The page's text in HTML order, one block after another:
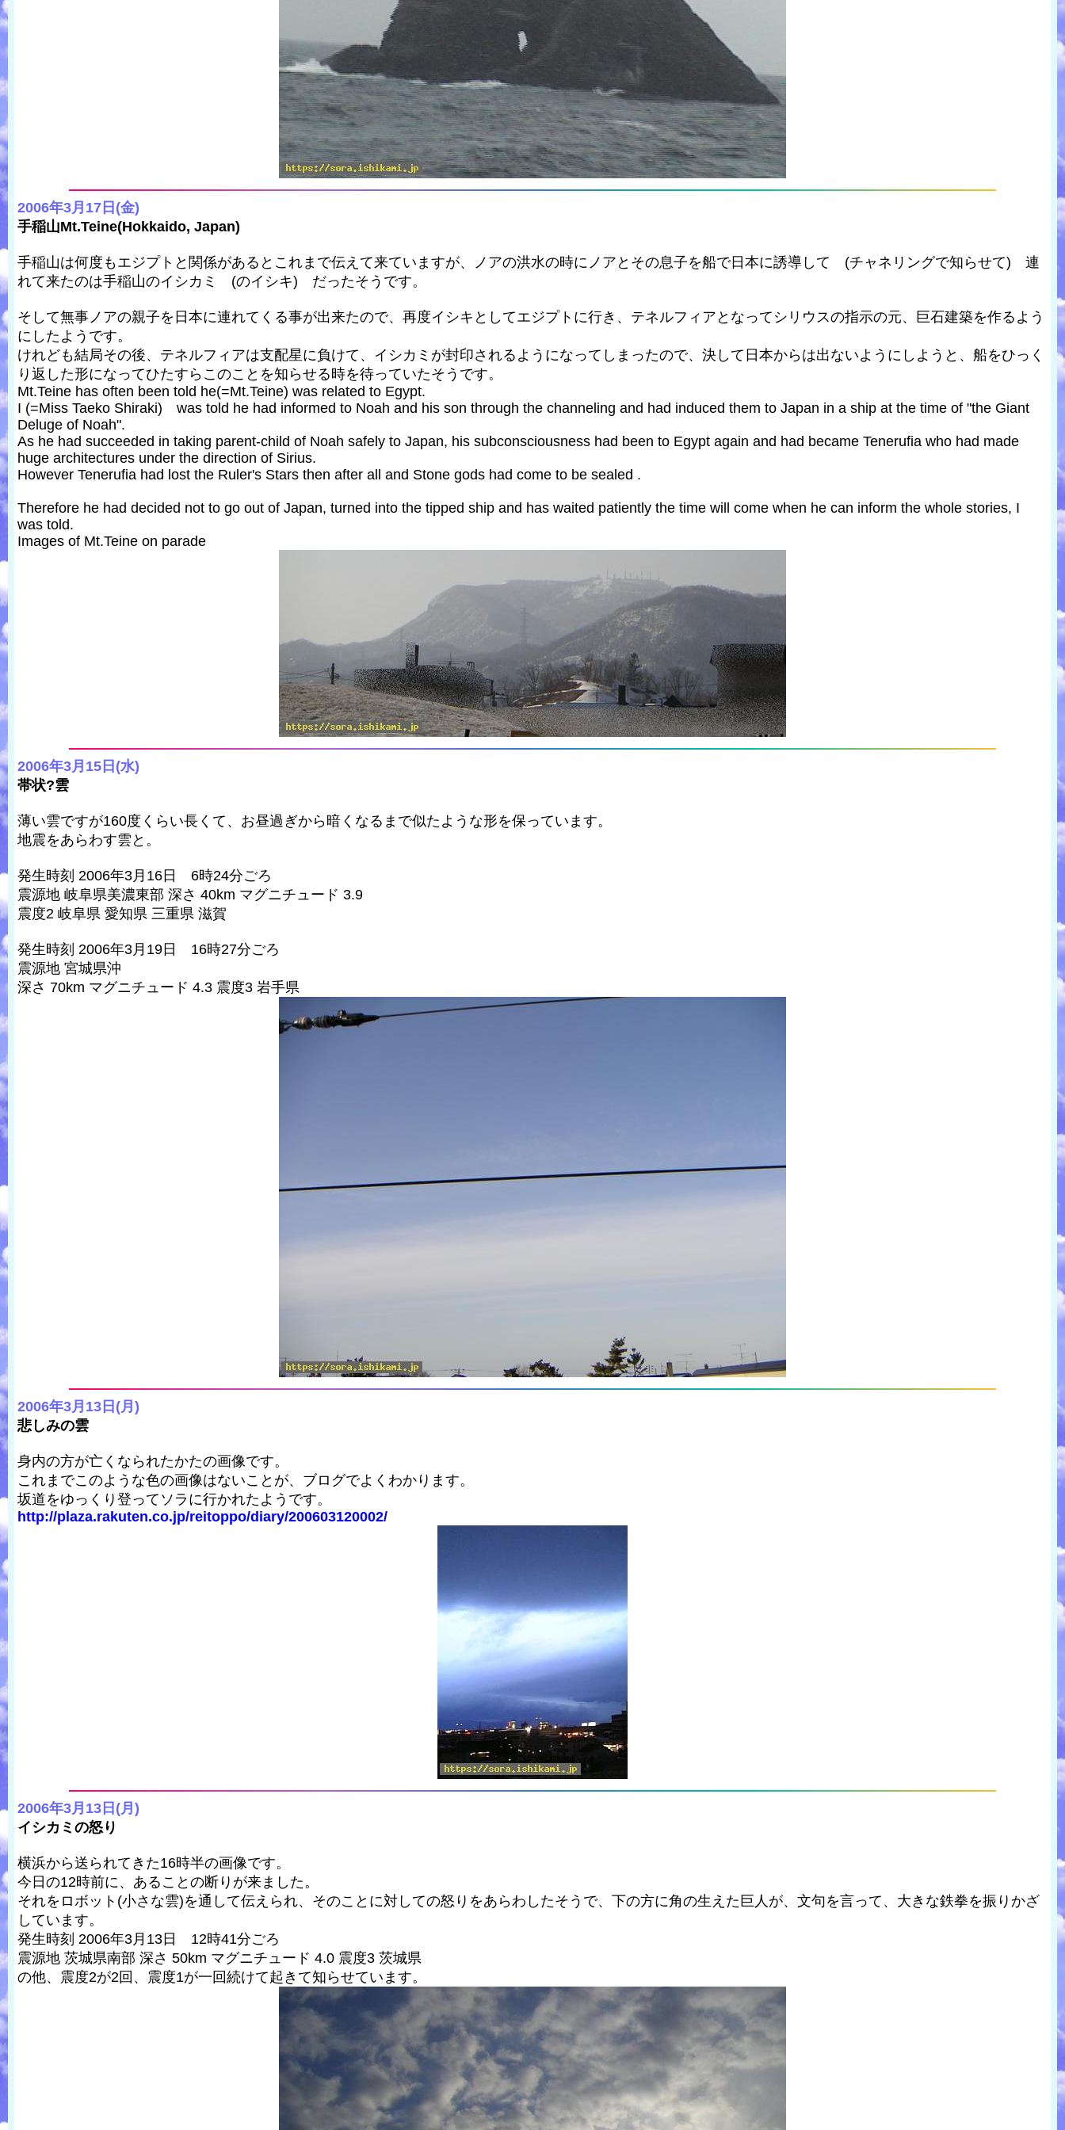
2006年3月17日(金)
手稲山Mt.Teine(Hokkaido, Japan)
手稲山は何度もエジプトと関係があるとこれまで伝えて来ていますが、ノアの洪水の時にノアとその息子を船で日本に誘導して (チャネリングで知らせて) 連
れて来たのは手稲山のイシカミ (のイシキ) だったそうです。
そして無事ノアの親子を日本に連れてくる事が出来たので、再度イシキとしてエジプトに行き、テネルフィアとなってシリウスの指示の元、巨石建築を作るよう
にしたようです。
けれども結局その後、テネルフィアは支配星に負けて、イシカミが封印されるようになってしまったので、決して日本からは出ないようにしようと、船をひっく
り返した形になってひたすらこのことを知らせる時を待っていたそうです。
Mt.Teine has often been told he(=Mt.Teine) was related to Egypt.
I (=Miss Taeko Shiraki) was told he had informed to Noah and his son through the channeling and had induced them to Japan in a ship at the time of "the Giant
Deluge of Noah".
As he had succeeded in taking parent-child of Noah safely to Japan, his subconsciousness had been to Egypt again and had became Tenerufia who had made
huge architectures under the direction of Sirius.
However Tenerufia had lost the Ruler's Stars then after all and Stone gods had come to be sealed .
Therefore he had decided not to go out of Japan, turned into the tipped ship and has waited patiently the time will come when he can inform the whole stories, I
was told.
Images of Mt.Teine on parade
2006年3月15日(水)
帯状?雲
薄い雲ですが160度くらい長くて、お昼過ぎから暗くなるまで似たような形を保っています。
地震をあらわす雲と。
発生時刻 2006年3月16日 6時24分ごろ
震源地 岐阜県美濃東部 深さ 40km マグニチュード 3.9
震度2 岐阜県 愛知県 三重県 滋賀
発生時刻 2006年3月19日 16時27分ごろ
震源地 宮城県沖
深さ 70km マグニチュード 4.3 震度3 岩手県
2006年3月13日(月)
悲しみの雲
身内の方が亡くなられたかたの画像です。
これまでこのような色の画像はないことが、ブログでよくわかります。
坂道をゆっくり登ってソラに行かれたようです。
http://plaza.rakuten.co.jp/reitoppo/diary/200603120002/
2006年3月13日(月)
イシカミの怒り
横浜から送られてきた16時半の画像です。
今日の12時前に、あることの断りが来ました。
それをロボット(小さな雲)を通して伝えられ、そのことに対しての怒りをあらわしたそうで、下の方に角の生えた巨人が、文句を言って、大きな鉄拳を振りかざ
しています。
発生時刻 2006年3月13日 12時41分ごろ
震源地 茨城県南部 深さ 50km マグニチュード 4.0 震度3 茨城県
の他、震度2が2回、震度1が一回続けて起きて知らせています。